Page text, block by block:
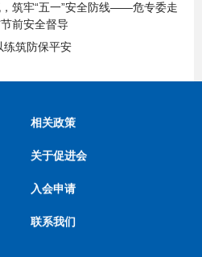
筑牢“五一”安全防线——危专委走
前安全督导
练筑防保平安
相关政策
关于促进会
入会申请
联系我们